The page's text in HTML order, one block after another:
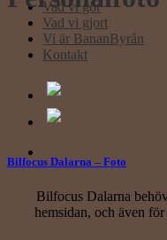
Vad vi gör
Vad vi gjort
Vi är BananByrån
Kontakt
Bilfocus Dalarna – Foto
Bilfocus Dalarna
hemsidan, och även